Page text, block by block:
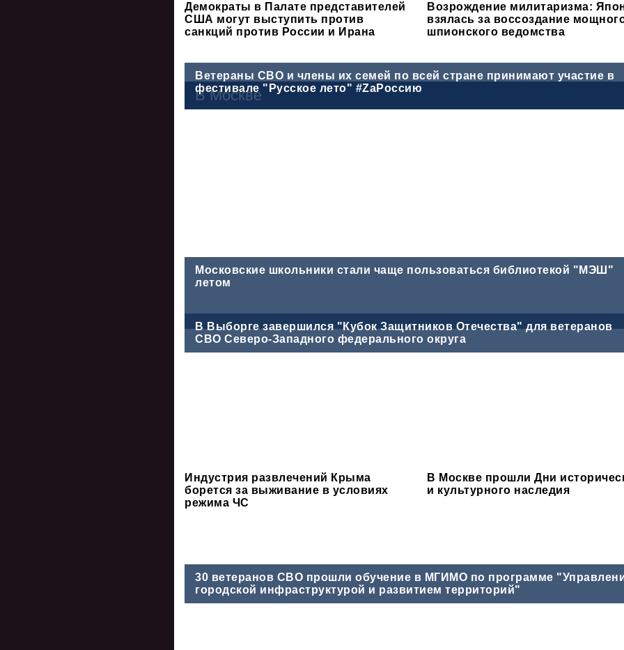
Ветераны СВО и члены их семей по всей стране принимают участие в
фестивале "Русское лето" #ZaРоссию
В Выборге завершился "Кубок Защитников Отечества" для ветеранов
СВО Северо-Западного федерального округа
30 ветеранов СВО прошли обучение в МГИМО по программе
городской инфраструктурой и развитием территорий"
Демократы в Палате представителей
США могут выступить против
санкций против России и Ирана
Возрождение милитаризма:
взялась за воссоздание
шпионского ведомства
В Москве
Московские школьники стали чаще пользоваться библиотекой "МЭШ"
летом
Индустрия развлечений Крыма
борется за выживание в условиях
режима ЧС
В Москве прошли Дни
и культурного наследия